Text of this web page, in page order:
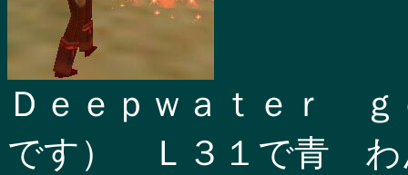
Ｄｅｅｐｗａｔｅｒ
です） Ｌ３１で青 わ